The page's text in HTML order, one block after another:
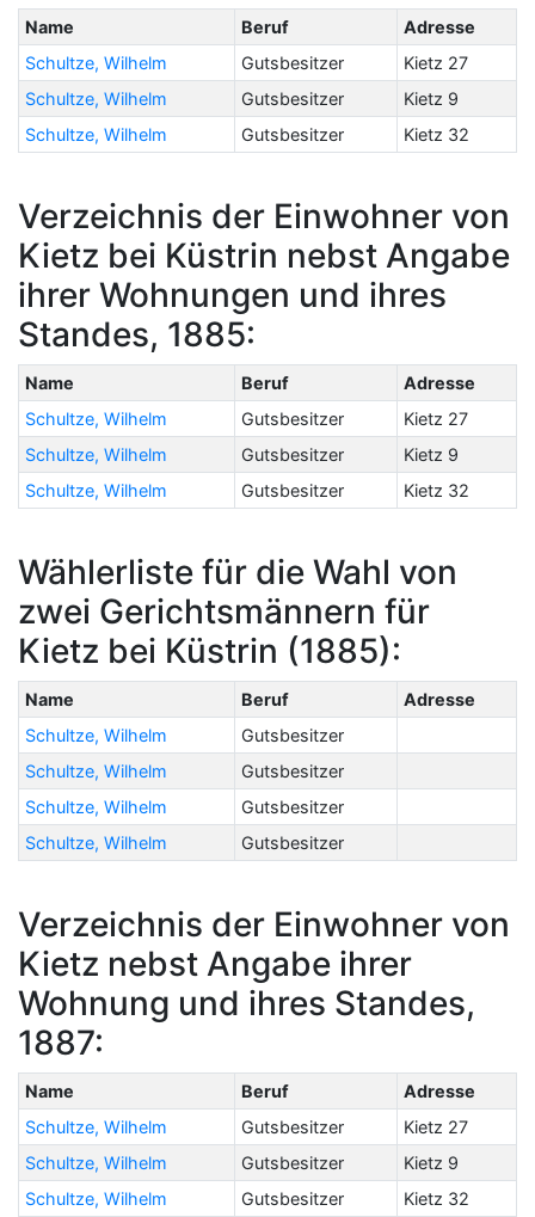
Name Beruf
Adresse
Schultze, Wilhelm
Gutsbesitzer
Kietz 27
Schultze, Wilhelm
Gutsbesitzer
Kietz 9
Schultze, Wilhelm
Gutsbesitzer Kietz 32
Verzeichnis der Einwohner von
Kietz bei Küstrin nebst Angabe
ihrer Wohnungen und ihres
Standes, 1885:
Name Beruf
Adresse
Schultze, Wilhelm
Gutsbesitzer
Kietz 27
Schultze, Wilhelm
Gutsbesitzer
Kietz 9
Schultze, Wilhelm
Gutsbesitzer Kietz 32
Wählerliste für die Wahl von
zwei Gerichtsmännern für
Kietz bei Küstrin (1885):
Name Beruf
Adresse
Schultze, Wilhelm
Gutsbesitzer
Schultze, Wilhelm
Gutsbesitzer
Schultze, Wilhelm
Gutsbesitzer
Schultze, Wilhelm
Gutsbesitzer
Verzeichnis der Einwohner von
Kietz nebst Angabe ihrer
Wohnung und ihres Standes,
1887:
Name Beruf
Adresse
Schultze, Wilhelm
Gutsbesitzer
Kietz 27
Schultze, Wilhelm
Gutsbesitzer
Kietz 9
Schultze, Wilhelm
Gutsbesitzer Kietz 32